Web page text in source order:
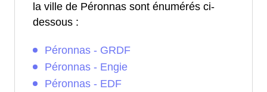
la ville de Péronnas sont énumérés ci-
dessous :
Péronnas - GRDF
Péronnas - Engie
Péronnas - EDF